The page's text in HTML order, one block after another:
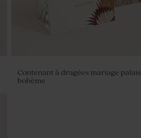
Contenant à dragées mariage palais
bohème